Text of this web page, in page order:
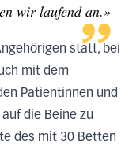
wir laufend an.»
statt, bei
mit dem
Patientinnen und
die Beine zu
des mit 30 Betten